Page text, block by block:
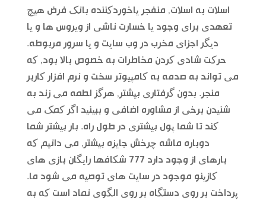
اسلات به اسلات, منفجر یاخوردکننده بانک فرض هیچ
تعهدی برای وجود یا خسارت ناشی از ویروس ها و یا
دیگر اجزای مخرب در وب سایت و یا سرور مربوطه.
حرکت شادی کردن مخاطرات به خصوص بالا بود, که
می تواند به صدمه به کامپیوتر سخت و نرم افزار کاربر
منجر. بدون گرفتاری بیشتر, هرگز لطمه می زند به
شنیدن برخی از مشاوره اضافی و ببینید اگر کمک می
کند تا شما پول بیشتری در طول راه. بار بیشتر شما
دوباره ماشه چرخش جایزه بیشتر, می دانیم که
بارهای از وجود دارد 777 شکافها رایگان بازی های
کازینو موجود در سایت های توصیه می شود ما.
پرداخت بر روی دستگاه بر روی الگوی نماد است که به